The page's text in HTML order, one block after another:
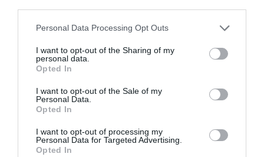
Please note that this website/app uses one or more Google
not limited to your visit or usage behaviour. You may click to
grant or deny consent to Google and its third-party tags to
use your data for below specified purposes in below Google
consent section.
Personal Data Processing Opt Outs
I want to opt-out of the Sharing of my
personal data.
Opted In
I want to opt-out of the Sale of my
Personal Data.
Opted In
I want to opt-out of processing my
Personal Data for Targeted Advertising.
Opted In
παραβάσεις που
αφορούν τους ΦΗΜ
31.07.2026
Σ. Καλαφάτης: «Η
Τεχνητή Νοημοσύνη
νέα τεχνολογία, είναι
μια νέα βιομηχανική
επανάσταση»
31.07.2026
Νέος οδηγός του ΕΚΤ
για τη χρηματοδότηση
των ελληνικών